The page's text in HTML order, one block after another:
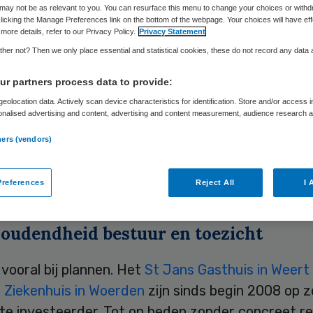
hebben nog nauwelijks hun weg
ziekenhuissector gevonden. Enkel bij een
hebben private investeerders soms een rol van
gespeeld, bijvoorbeeld in het
Dat meldt het Financieel Dagblad.
bestuur en toezicht
bij plannen. Het St Jans Gasthuis in Weert
in Woerden zijn sinds begin 2008 op
not be as relevant to you. You can resurface this menu to change your choices or
the Manage Preferences link on the bottom of the webpage. Your choices will have
details, refer to our Privacy Policy. Privacy Statement
not? Then we only place essential and statistical cookies, these do not record any data
partners process data to provide:
data. Actively scan device characteristics for identification. Store and/or access
advertising and content, advertising and content measurement, audience research
(vendors)
Reject All I